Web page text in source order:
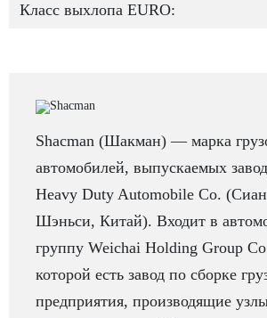
Класс выхлопа EURO:
Shacman (Шакман) — марка
автомобилей, выпускаемых
Heavy Duty Automobile Co.
Шэньси, Китай). Входит в
группу Weichai Holding Group
которой есть завод по сборке
предприятия, производящие